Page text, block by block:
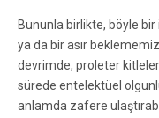
Bununla birlikte, böyle
ya da bir asır
devrimde, proleter
sürede entelektüel
anlamda zafere